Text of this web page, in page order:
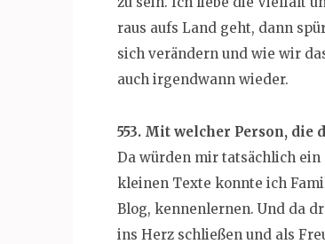
raus aufs Land geht, dann
sich verändern und wie wir
auch irgendwann wieder.
553. Mit welcher Person,
Da würden mir tatsächlich ein
kleinen Texte konnte ich
Blog, kennenlernen. Und da
ins Herz schließen und als